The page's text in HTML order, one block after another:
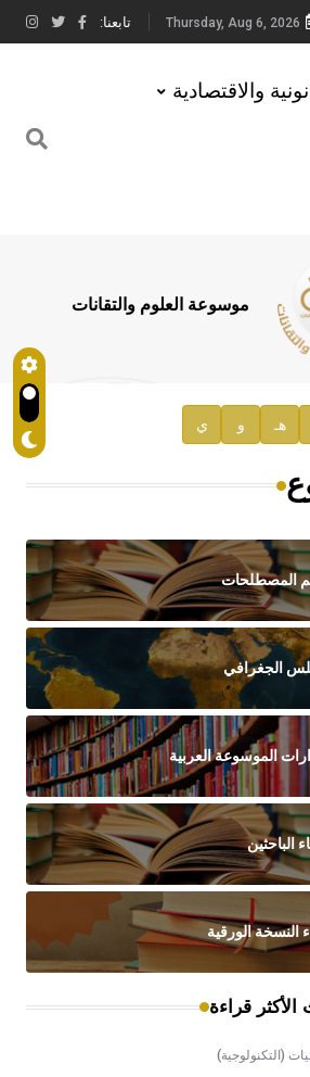
Thursday, Aug 6, 2026 تابعنا:
والاقتصادية
موسوعة العلوم والتقانات
هـ و ي
المصطلحات
الجغرافي
الموسوعة العربية
الباحثين
النسخة الورقية
الأكثر قراءة
(التكنولوجية)